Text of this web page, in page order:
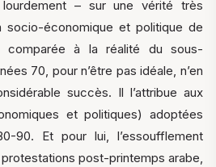
– sur une vérité très
socio-économique et politique de
comparée à la réalité du sous-
70, pour n’être pas idéale, n’en
succès. Il l’attribue aux
et politiques) adoptées
90. Et pour lui, l’essoufflement
post-printemps arabe,